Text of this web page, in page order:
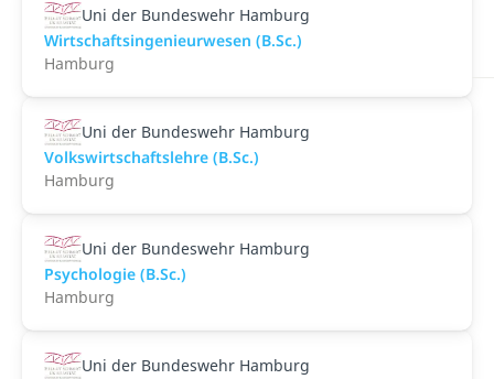
Uni der Bundeswehr Hamburg
Wirtschaftsingenieurwesen (B.Sc.)
Hamburg
Uni der Bundeswehr Hamburg
Volkswirtschaftslehre (B.Sc.)
Hamburg
Uni der Bundeswehr Hamburg
Psychologie (B.Sc.)
Hamburg
Uni der Bundeswehr Hamburg